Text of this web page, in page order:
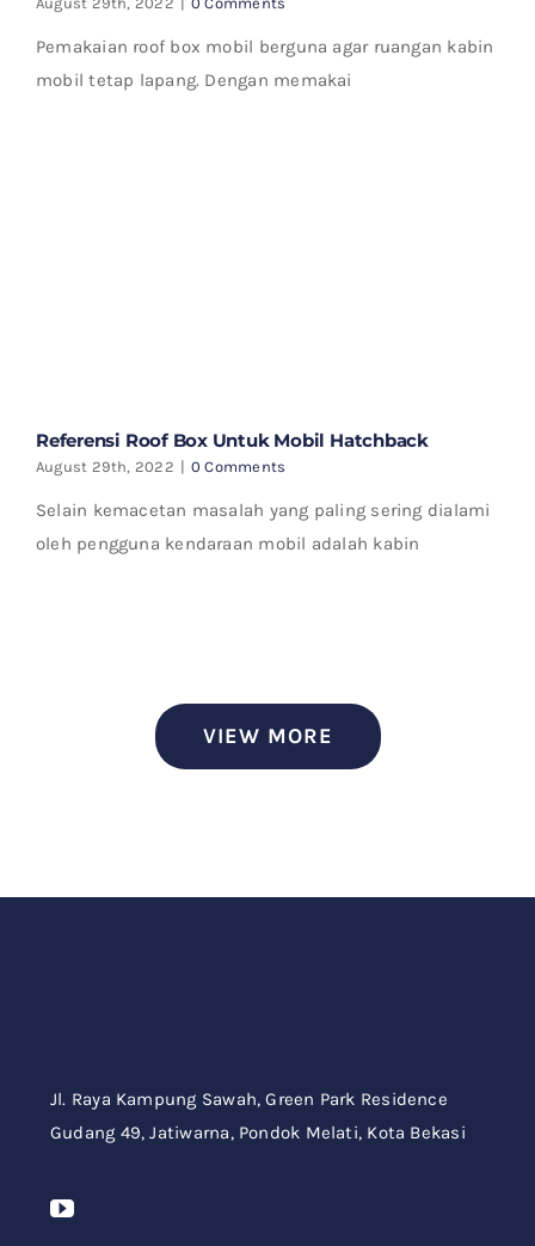
Pemakaian roof box mobil berguna agar ruangan kabin
mobil tetap lapang. Dengan memakai
Referensi Roof Box Untuk Mobil Hatchback
August 29th, 2022 | 0 Comments
Selain kemacetan masalah yang paling sering dialami
oleh pengguna kendaraan mobil adalah kabin
VIEW MORE
Jl. Raya Kampung Sawah,Green Park Residence
Gudang 49,Jatiwarna, Pondok Melati, Kota Bekasi